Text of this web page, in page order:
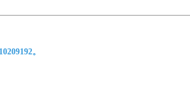
。